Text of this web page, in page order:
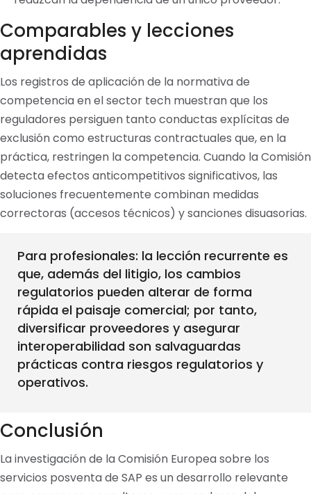
Comparables y lecciones
aprendidas
Los registros de aplicación de la normativa de
competencia en el sector tech muestran que los
reguladores persiguen tanto conductas explícitas de
exclusión como estructuras contractuales que, en la
práctica, restringen la competencia. Cuando la Comisión
detecta efectos anticompetitivos significativos, las
soluciones frecuentemente combinan medidas
correctoras (accesos técnicos) y sanciones disuasorias.
Para profesionales: la lección recurrente es
que, además del litigio, los cambios
regulatorios pueden alterar de forma
rápida el paisaje comercial; por tanto,
diversificar proveedores y asegurar
interoperabilidad son salvaguardas
prácticas contra riesgos regulatorios y
operativos.
Conclusión
La investigación de la Comisión Europea sobre los
servicios posventa de SAP es un desarrollo relevante